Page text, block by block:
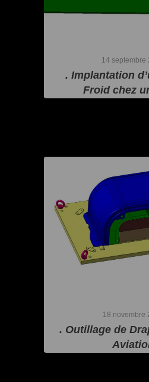
14 septembre
. Implantation
Froid chez
18 novembre
. Outillage de